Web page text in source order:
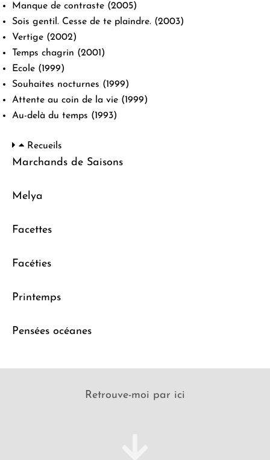
Manque de contraste (2005)
Sois gentil. Cesse de te plaindre. (2003)
Vertige (2002)
Temps chagrin (2001)
Ecole (1999)
Souhaites nocturnes (1999)
Attente au coin de la vie (1999)
Au-delà du temps (1993)
Recueils
Marchands de Saisons
Melya
Facettes
Facéties
Printemps
Pensées océanes
Retrouve-moi par ici